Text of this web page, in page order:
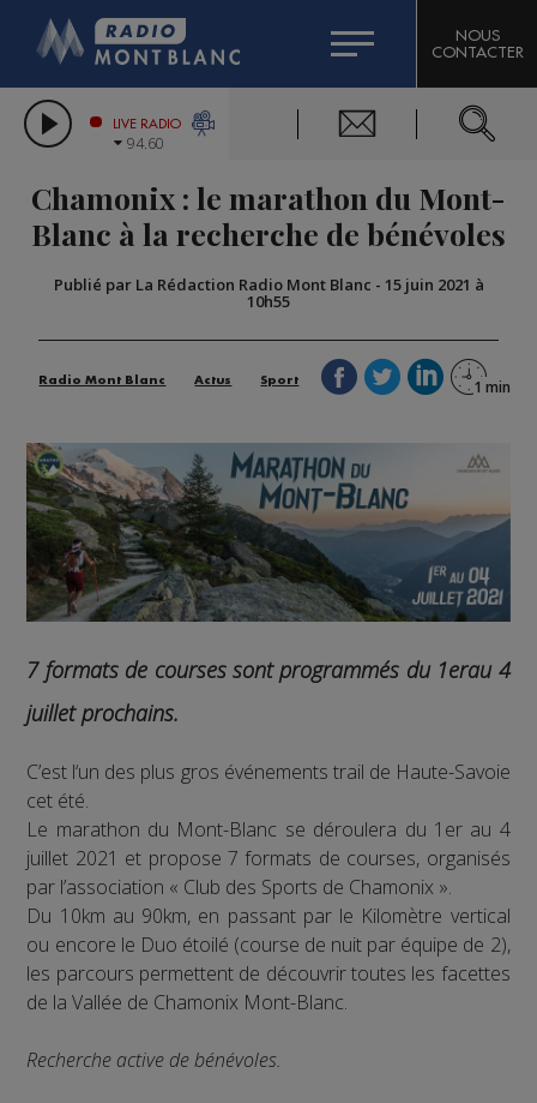
LES CHRONIQUES DE L'EXPERT
CITIZEN MACHINERY
GRAND MASSIF DOMAINES SKIABLES
BIGARD
COMPAGNIE DU MONT-BLANC
NOUS
CONTACTER
LIVE RADIO
94.60
Chamonix : le marathon du Mont-
Blanc à la recherche de bénévoles
Publié par La Rédaction Radio Mont Blanc - 15 juin 2021 à
10h55
Radio Mont Blanc Actus Sport
7 formats de courses sont programmés du 1erau 4
juillet prochains.
C’est l‘un des plus gros événements trail de Haute-Savoie
cet été.
Le marathon du Mont-Blanc se déroulera du 1er au 4
juillet 2021 et propose 7 formats de courses, organisés
par l’association « Club des Sports de Chamonix ».
Du 10km au 90km, en passant par le Kilomètre vertical
ou encore le Duo étoilé (course de nuit par équipe de 2),
les parcours permettent de découvrir toutes les facettes
de la Vallée de Chamonix Mont-Blanc.
Recherche active de bénévoles.